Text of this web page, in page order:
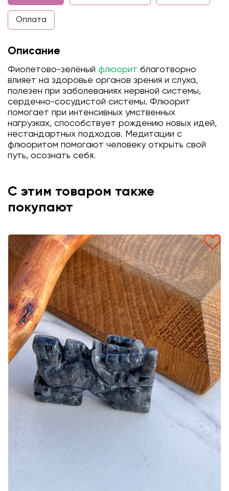
Оплата
Описание
Фиолетово-зелёный флюорит благотворно
влияет на здоровье органов зрения и слуха,
полезен при заболеваниях нервной системы,
сердечно-сосудистой системы. Флюорит
помогает при интенсивных умственных
нагрузках, способствует рождению новых идей,
нестандартных подходов. Медитации с
флюоритом помогают человеку открыть свой
путь, осознать себя.
С этим товаром также
покупают